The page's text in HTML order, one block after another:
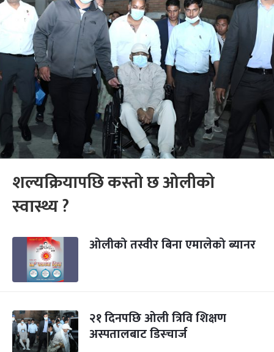
शल्यक्रियापछि कस्तो छ ओलीको
स्वास्थ्य ?
ओलीको तस्वीर बिना एमालेको ब्यानर
२१ दिनपछि ओली त्रिवि शिक्षण
अस्पतालबाट डिस्चार्ज